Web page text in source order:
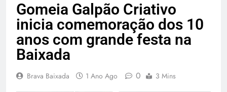
Gomeia Galpão Criativo
inicia comemoração dos 10
anos com grande festa na
Baixada
Brava Baixada 1 Ano Ago 0 3 Mins